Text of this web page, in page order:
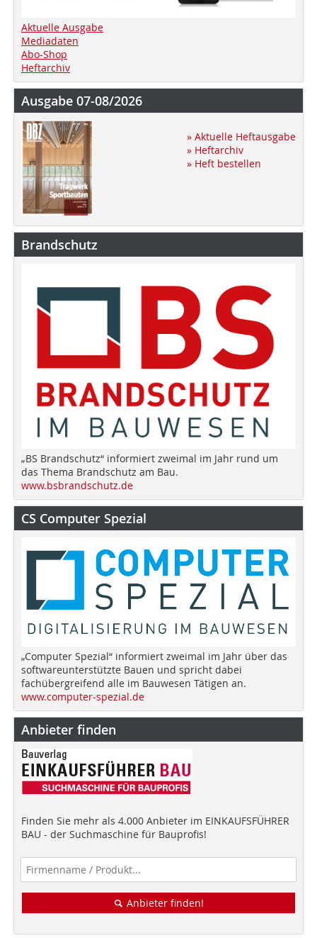
Aktuelle Ausgabe
Mediadaten
Abo-Shop
Heftarchiv
Ausgabe 07-08/2026
» Aktuelle Heftausgabe
» Heftarchiv
» Heft bestellen
Brandschutz
„BS Brandschutz“ informiert zweimal im Jahr rund um
das Thema Brandschutz am Bau.
www.bsbrandschutz.de
CS Computer Spezial
„Computer Spezial“ informiert zweimal im Jahr über das
softwareunterstützte Bauen und spricht dabei
fachübergreifend alle im Bauwesen Tätigen an.
www.computer-spezial.de
Anbieter finden
Finden Sie mehr als 4.000 Anbieter im EINKAUFSFÜHRER
BAU - der Suchmaschine für Bauprofis!
Anbieter finden!